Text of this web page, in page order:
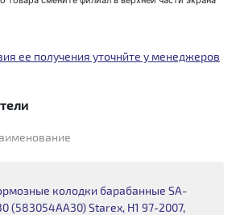
ее получения уточнйте у менеджеров
колодки барабанные SA-
(583054AA30) Starex, H1 97-2007,